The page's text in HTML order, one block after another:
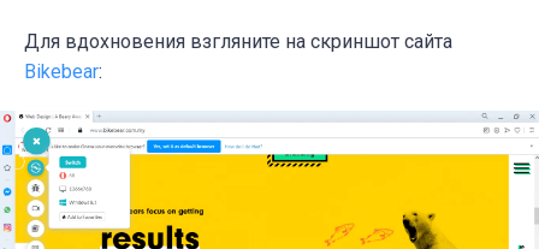
Для вдохновения взгляните на скриншот сайта
Bikebear: